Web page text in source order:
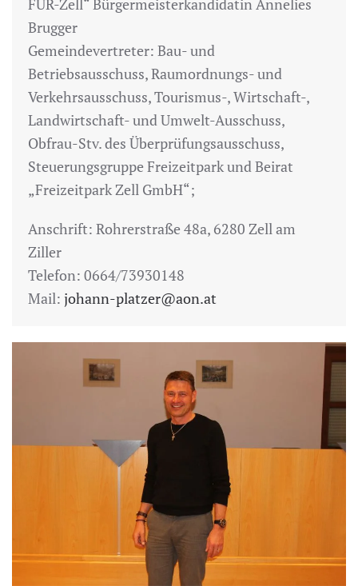
Brugger
Gemeindevertreter: Bau- und
Betriebsausschuss, Raumordnungs- und
Verkehrsausschuss, Tourismus-, Wirtschaft-,
Landwirtschaft- und Umwelt-Ausschuss,
Obfrau-Stv. des Überprüfungsausschuss,
Steuerungsgruppe Freizeitpark und Beirat
„Freizeitpark Zell GmbH“;
Anschrift: Rohrerstraße 48a, 6280 Zell am
Ziller
Telefon: 0664/73930148
Mail: johann-platzer@aon.at